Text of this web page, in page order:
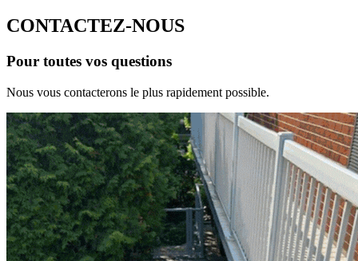
CONTACTEZ-NOUS
Pour toutes vos questions
Nous vous contacterons le plus rapidement possible.